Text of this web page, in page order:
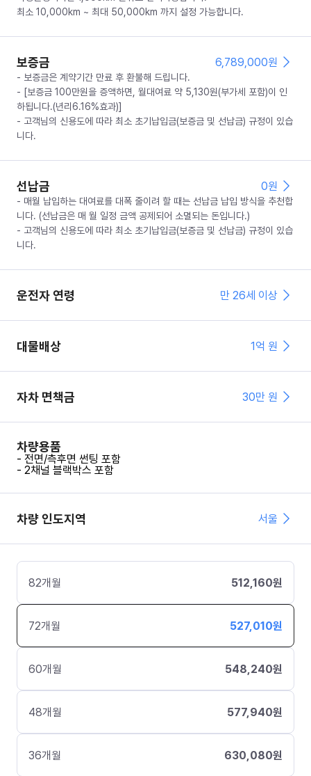
최소 10,000km ~ 최대 50,000km 까지 설정 가능합니다.
보증금 6,789,000원
- 보증금은 계약기간 만료 후 환불해 드립니다.
- [보증금 100만원을 증액하면, 월대여료 약 5,130원(부가세 포함)이 인
하됩니다.(년리6.16%효과)]
- 고객님의 신용도에 따라 최소 초기납입금(보증금 및 선납금) 규정이 있습
니다.
선납금 0원
- 매월 납입하는 대여료를 대폭 줄이려 할 때는 선납금 납입 방식을 추천합
니다. (선납금은 매 월 일정 금액 공제되어 소멸되는 돈입니다.)
- 고객님의 신용도에 따라 최소 초기납입금(보증금 및 선납금) 규정이 있습
니다.
운전자 연령 만 26세 이상
대물배상 1억 원
자차 면책금 30만 원
차량용품
- 전면/측후면 썬팅 포함
- 2채널 블랙박스 포함
차량 인도지역 서울
82개월 512,160원
72개월 527,010원
60개월 548,240원
48개월 577,940원
36개월 630,080원